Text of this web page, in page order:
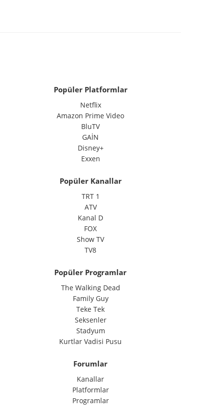
Popüler Platformlar
Netflix
Amazon Prime Video
BluTV
GAİN
Disney+
Exxen
Popüler Kanallar
TRT 1
ATV
Kanal D
FOX
Show TV
TV8
Popüler Programlar
The Walking Dead
Family Guy
Teke Tek
Seksenler
Stadyum
Kurtlar Vadisi Pusu
Forumlar
Kanallar
Platformlar
Programlar